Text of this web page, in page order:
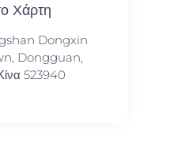
Χάρτη
Dongxin
Dongguan,
523940